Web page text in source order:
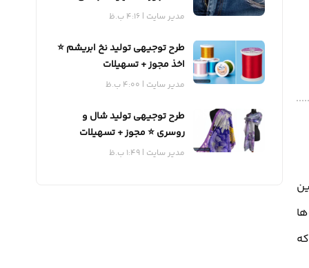
مدیر سایت 4:16 ب.ظ
طرح توجیهی تولید نخ ابریشم ⭐️
اخذ مجوز + تسهیلات
مدیر سایت 4:00 ب.ظ
طرح توجیهی تولید شال و
روسری ⭐️ مجوز + تسهیلات
مدیر سایت 1:49 ب.ظ